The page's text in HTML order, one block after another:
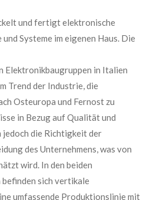
und fertigt elektronische
Systeme im eigenen Haus. Die
Elektronikbaugruppen in Italien
Trend der Industrie, die
Osteuropa und Fernost zu
in Bezug auf Qualität und
die Richtigkeit der
des Unternehmens, was von
wird. In den beiden
sich vertikale
umfassende Produktionslinie mit